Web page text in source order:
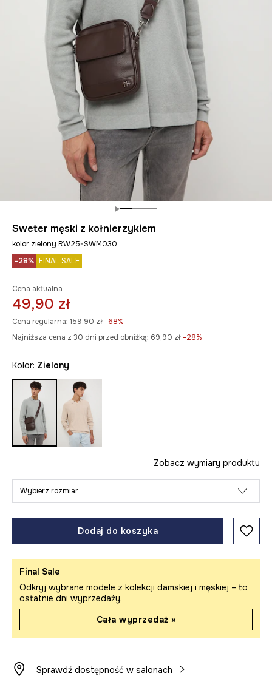
Sweter męski z kołnierzykiem
kolor zielony RW25-SWM030
-28% FINAL SALE
Cena aktualna:
49,90 zł
Cena regularna: 159,90 zł -68%
Najniższa cena z 30 dni przed obniżką: 69,90 zł -28%
Kolor: zielony
Zobacz wymiary produktu
Wybierz rozmiar
Dodaj do koszyka
Final Sale
Odkryj wybrane modele z kolekcji damskiej i męskiej – to
ostatnie dni wyprzedaży.
Cała wyprzedaż »
Sprawdź dostępność w salonach